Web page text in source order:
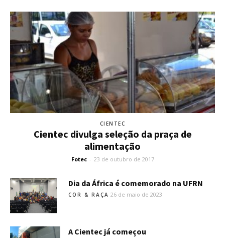
CIENTEC
Cientec divulga seleção da praça de
alimentação
Fotec - 23 de outubro de 2017
Dia da África é comemorado na UFRN
COR & RAÇA 26 de maio de 2023
A Cientec já começou